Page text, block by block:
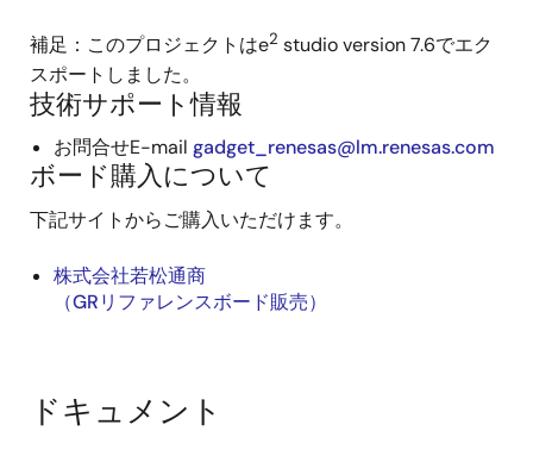
補足：このプロジェクトはe2 studio version 7.6でエク
スポートしました。
技術サポート情報
お問合せE-mail gadget_renesas@lm.renesas.com
ボード購入について
下記サイトからご購入いただけます。
株式会社若松通商
（GRリファレンスボード販売）
ドキュメント